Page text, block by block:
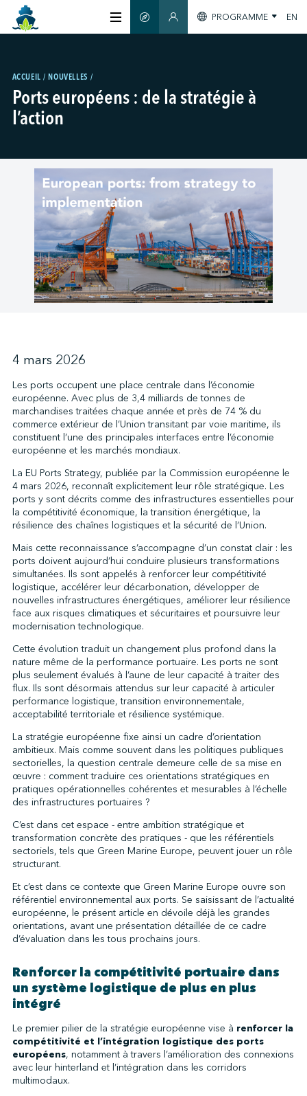
CERTIFICATION
MEMBRES
GREEN SHIPPING DAY
S'INFORMER
NOUS JOINDRE
GUIDE INTELLIGENT
ESPACE MEMBRES
PROGRAMME EN
ACCUEIL NOUVELLES
Ports européens : de la stratégie à
l’action
4 mars 2026
Les ports occupent une place centrale dans l’économie
européenne. Avec plus de 3,4 milliards de tonnes de
marchandises traitées chaque année et près de 74 % du
commerce extérieur de l’Union transitant par voie maritime, ils
constituent l’une des principales interfaces entre l’économie
européenne et les marchés mondiaux.
La EU Ports Strategy, publiée par la Commission européenne le
4 mars 2026, reconnaît explicitement leur rôle stratégique. Les
ports y sont décrits comme des infrastructures essentielles pour
la compétitivité économique, la transition énergétique, la
résilience des chaînes logistiques et la sécurité de l’Union.
Mais cette reconnaissance s’accompagne d’un constat clair : les
ports doivent aujourd’hui conduire plusieurs transformations
simultanées. Ils sont appelés à renforcer leur compétitivité
logistique, accélérer leur décarbonation, développer de
nouvelles infrastructures énergétiques, améliorer leur résilience
face aux risques climatiques et sécuritaires et poursuivre leur
modernisation technologique.
Cette évolution traduit un changement plus profond dans la
nature même de la performance portuaire. Les ports ne sont
plus seulement évalués à l’aune de leur capacité à traiter des
flux. Ils sont désormais attendus sur leur capacité à articuler
performance logistique, transition environnementale,
acceptabilité territoriale et résilience systémique.
La stratégie européenne fixe ainsi un cadre d’orientation
ambitieux. Mais comme souvent dans les politiques publiques
sectorielles, la question centrale demeure celle de sa mise en
œuvre : comment traduire ces orientations stratégiques en
pratiques opérationnelles cohérentes et mesurables à l’échelle
des infrastructures portuaires ?
C’est dans cet espace - entre ambition stratégique et
transformation concrète des pratiques - que les référentiels
sectoriels, tels que Green Marine Europe, peuvent jouer un rôle
structurant.
Et c’est dans ce contexte que Green Marine Europe ouvre son
référentiel environnemental aux ports. Se saisissant de l’actualité
européenne, le présent article en dévoile déjà les grandes
orientations, avant une présentation détaillée de ce cadre
d’évaluation dans les tous prochains jours.
Renforcer la compétitivité portuaire dans
un système logistique de plus en plus
intégré
Le premier pilier de la stratégie européenne vise à renforcer la
compétitivité et l’intégration logistique des ports
européens, notamment à travers l’amélioration des connexions
avec leur hinterland et l’intégration dans les corridors
multimodaux.